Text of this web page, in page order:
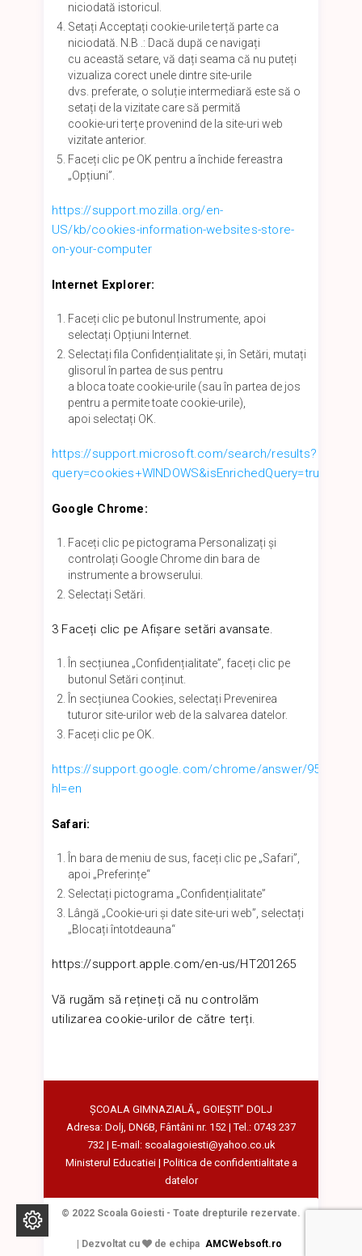
niciodată istoricul.
Setați Acceptați cookie-urile terță parte ca
niciodată. N.B .: Dacă după ce navigați
cu această setare, vă dați seama că nu puteți
vizualiza corect unele dintre site-urile
dvs. preferate, o soluție intermediară este să o
setați de la vizitate care să permită
cookie-uri terțe provenind de la site-uri web
vizitate anterior.
Faceți clic pe OK pentru a închide fereastra
„Opțiuni”.
https://support.mozilla.org/en-
US/kb/cookies-information-websites-store-
on-your-computer
Internet Explorer:
Faceți clic pe butonul Instrumente, apoi
selectați Opțiuni Internet.
Selectați fila Confidențialitate și, în Setări, mutați
glisorul în partea de sus pentru
a bloca toate cookie-urile (sau în partea de jos
pentru a permite toate cookie-urile),
apoi selectați OK.
https://support.microsoft.com/search/results?
query=cookies+WINDOWS&isEnrichedQuery=true
Google Chrome:
Faceți clic pe pictograma Personalizați și
controlați Google Chrome din bara de
instrumente a browserului.
Selectați Setări.
3 Faceți clic pe Afișare setări avansate.
În secțiunea „Confidențialitate”, faceți clic pe
butonul Setări conținut.
În secțiunea Cookies, selectați Prevenirea
tuturor site-urilor web de la salvarea datelor.
Faceți clic pe OK.
https://support.google.com/chrome/answer/95647?
hl=en
Safari:
În bara de meniu de sus, faceți clic pe „Safari”,
apoi „Preferințe“
Selectați pictograma „Confidențialitate”
Lângă „Cookie-uri și date site-uri web”, selectați
„Blocați întotdeauna“
https://support.apple.com/en-us/HT201265
Vă rugăm să rețineți că nu controlăm
utilizarea cookie-urilor de către terți.
ŞCOALA GIMNAZIALĂ „ GOIEȘTI” DOLJ
Adresa: Dolj, DN6B, Fântâni nr. 152 | Tel.: 0743 237
732 | E-mail: scoalagoiesti@yahoo.co.uk
Ministerul Educatiei| Politica de confidentialitate a
datelor
© 2022 Scoala Goiesti - Toate drepturile rezervate.
| Dezvoltat cu de echipa AMCWebsoft.ro